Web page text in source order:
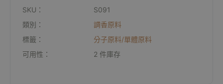
SKU：
S091
類別：
調香原料
標籤：
分子原料/單體原料
可用性：
2 件庫存